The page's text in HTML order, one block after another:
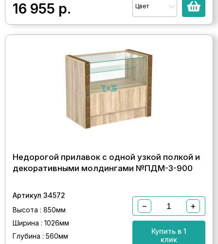
16 955 р. Цвет
Недорогой прилавок с одной узкой полкой и
декоративными молдингами №ПДМ-3-900
Артикул 34572
Высота : 850мм
Ширина : 1026мм
Глубина : 560мм
− +
Купить в 1
клик